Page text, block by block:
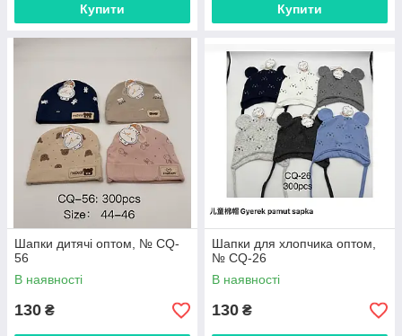
Купити Купити
Шапки дитячі оптом, № CQ-
56
В наявності
130 ₴
Шапки для хлопчика оптом,
№ CQ-26
В наявності
130 ₴